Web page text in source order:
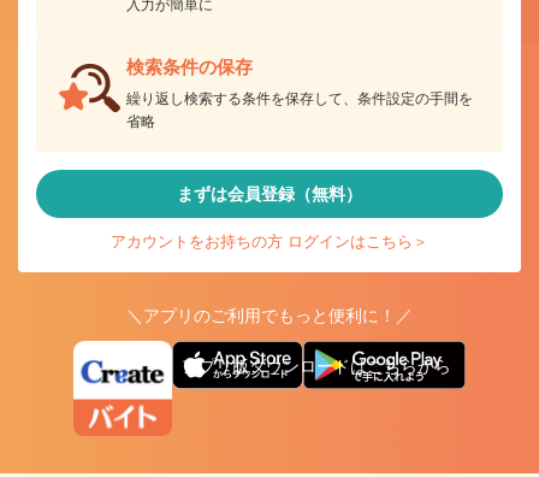
入力が簡単に
検索条件の保存
繰り返し検索する条件を保存して、条件設定の手間を
省略
まずは会員登録（無料）
アカウントをお持ちの方 ログインはこちら＞
＼アプリのご利用でもっと便利に！／
アプリ版ダウンロードはこちらから